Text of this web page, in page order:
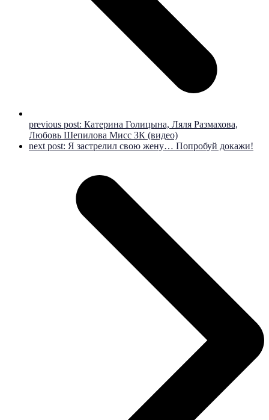
previous post: Катерина Голицына, Ляля Размахова,
Любовь Шепилова Мисс ЗК (видео)
next post: Я застрелил свою жену… Попробуй докажи!